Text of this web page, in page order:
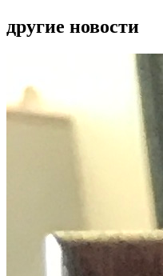
другие новости